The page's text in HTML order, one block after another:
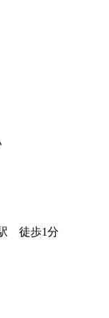
徒歩1分